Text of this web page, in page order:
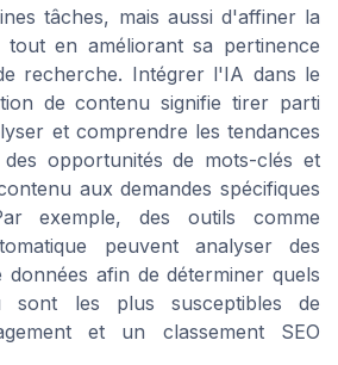
tâches, mais aussi d'affiner la
en améliorant sa pertinence
recherche. Intégrer l'IA dans le
de contenu signifie tirer parti
et comprendre les tendances
opportunités de mots-clés et
aux demandes spécifiques
exemple, des outils comme
peuvent analyser des
données afin de déterminer quels
sont les plus susceptibles de
et un classement SEO